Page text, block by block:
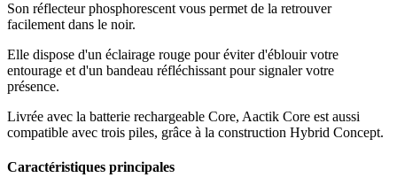
Son réflecteur phosphorescent vous permet de la retrouver
facilement dans le noir.
Elle dispose d'un éclairage rouge pour éviter d'éblouir votre
entourage et d'un bandeau réfléchissant pour signaler votre
présence.
Livrée avec la batterie rechargeable Core, Aactik Core est aussi
compatible avec trois piles, grâce à la construction Hybrid Concept.
Caractéristiques principales